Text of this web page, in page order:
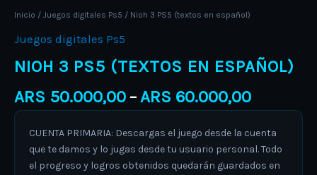
Inicio / Juegos digitales Ps5 / Nioh 3 PS5 (textos en español)
Juegos digitales Ps5
NIOH 3 PS5 (TEXTOS EN ESPAÑOL)
ARS 50.000,00 –ARS 60.000,00
CUENTA PRIMARIA: Descargas el juego desde la cuenta
que te damos y lo jugas desde tu usuario personal. Todo
el progreso y logros obtenidos quedarán guardados en